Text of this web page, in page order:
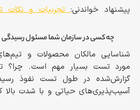
پیشنهاد خواندنی:تجربیات و نکات
3. چه کسی در سازمان شما مسئول رسیدگی
شناسایی مالکان محصولات و
مورد تست بسیار مهم است. چرا؟
گزارش‌شده در طول تست نفوذ
آسیب‌پذیری‌های حیاتی و با شدت بالا